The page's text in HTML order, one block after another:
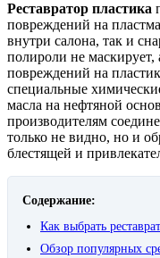
Реставратор пластика
повреждений на
внутри салона, так и
полироли не маскирует,
повреждений на
специальные
масла на нефтяной
производителям
только не видно, но и
блестящей и
Содержание:
Как выбрать
Обзор популярных